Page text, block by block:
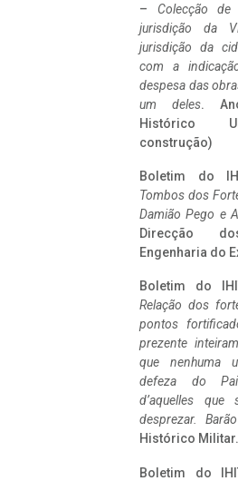
– Colecção
jurisdição da
jurisdição da
com a
despesa das
um deles.
Histórico
construção)
Boletim do
Tombos dos
Damião Pego e
Direcção
Engenharia do
Boletim do
Relação dos
pontos
prezente
que nenhuma
defeza do
d’aquelles
desprezar.
Histórico Militar.
Boletim do